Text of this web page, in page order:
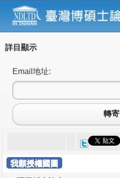
詳目顯示
Email地址:
轉寄
我願授權國圖